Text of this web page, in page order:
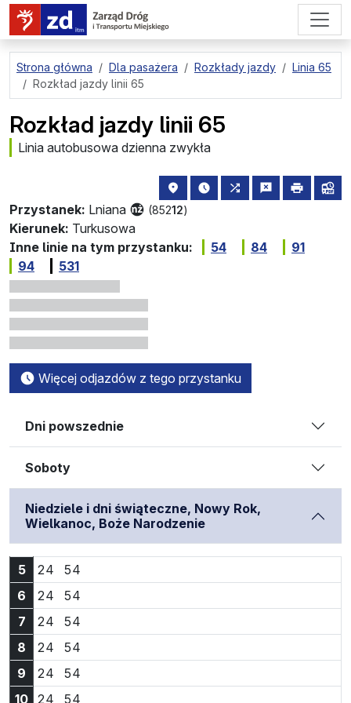
przejdź do treści strony
Strona główna Dla pasażera Rozkłady jazdy
Linia 65
Rozkład jazdy linii 65
Rozkład jazdy linii 65
Linia autobusowa dzienna zwykła
Przystanek: Lniana (85212)
lokalizacja przystanku na mapie
najbliższe odjazdy z tego
wszystkie linie
zgłośdrukuj
Kierunek: Turkusowa
Inne linie na tym przystanku:
54 84
91
94
531
Więcej odjazdów z tego przystanku
Dni powszednie
Soboty
Niedziele i dni świąteczne, Nowy Rok,
Wielkanoc, Boże Narodzenie
5 24 Godzina 5:24
54
6
24 Godzina 6:24
54
7
24 Godzina 7:24
54
8
24 Godzina 8:24
54
9
24 Godzina 9:24
54
10 24 Godzina 10:24
54